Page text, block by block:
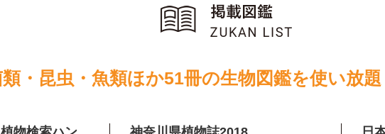
・昆虫・魚類ほか51冊の生物図鑑を使い放題